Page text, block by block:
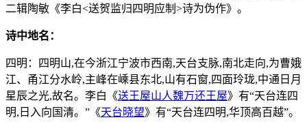
二辑陶敏《李白<送贺监归四明应制>诗为伪作》。
诗中地名：
四明：四明山,在今浙江宁波市西南,天台支脉,南北走向,为曹娥
江、甬江分水岭,主峰在嵊县东北,山有石窗,四面玲珑,中通日月
星辰之光,故名。李白《送王屋山人魏万还王屋》有“天台连四
明,日入向国清。”《天台晓望》有“天台连四明,华顶高百越”。